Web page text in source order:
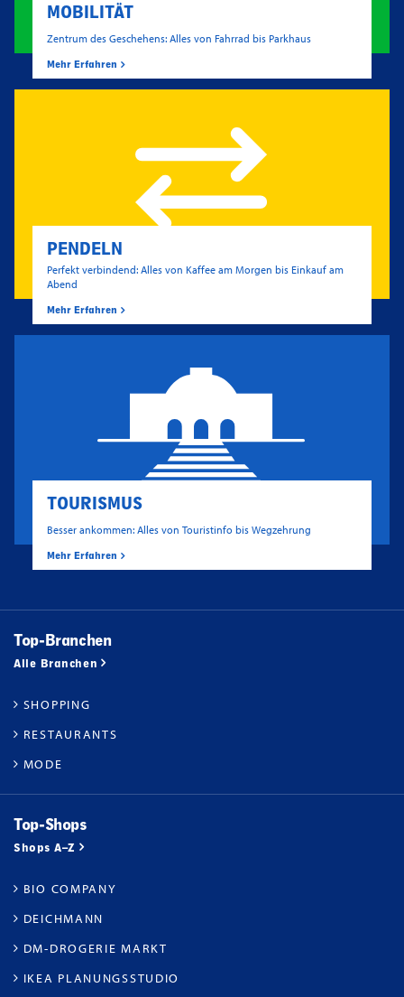
MOBILITÄT
Zentrum des Geschehens: Alles von Fahrrad bis Parkhaus
Mehr Erfahren
PENDELN
Perfekt verbindend: Alles von Kaffee am Morgen bis Einkauf am
Abend
Mehr Erfahren
TOURISMUS
Besser ankommen: Alles von Touristinfo bis Wegzehrung
Mehr Erfahren
Top-Branchen
Alle Branchen
SHOPPING
RESTAURANTS
MODE
Top-Shops
Shops A–Z
BIO COMPANY
DEICHMANN
DM-DROGERIE MARKT
IKEA PLANUNGSSTUDIO